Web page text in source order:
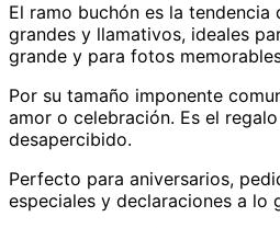
El ramo buchón es la
grandes y llamativos, ideales
grande y para fotos
Por su tamaño imponente
amor o celebración. Es el
desapercibido.
Perfecto para aniversarios,
especiales y declaraciones a lo